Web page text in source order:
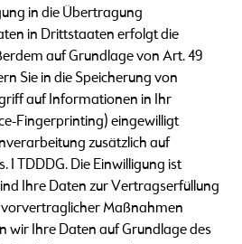
in die Übertragung
in Drittstaaten erfolgt die
auf Grundlage von Art. 49
Sie in die Speicherung von
auf Informationen in Ihr
Fingerprinting) eingewilligt
zusätzlich auf
1 TDDDG. Die Einwilligung ist
Ihre Daten zur Vertragserfüllung
Maßnahmen
wir Ihre Daten auf Grundlage des